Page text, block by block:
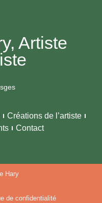
Artiste
Créations de l’artiste
Contact
Hary
de confidentialité